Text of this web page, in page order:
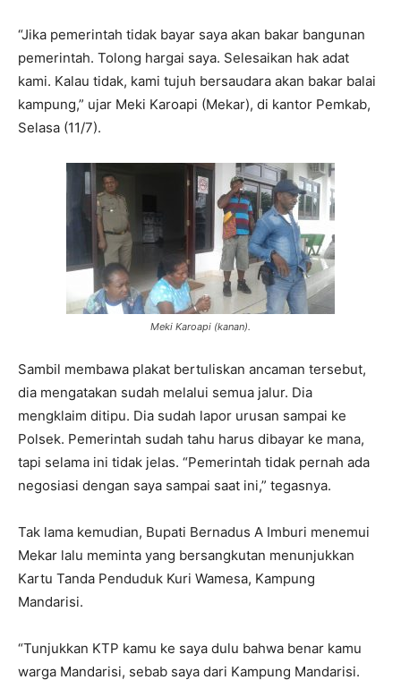
“Jika pemerintah tidak bayar saya akan bakar bangunan
pemerintah. Tolong hargai saya. Selesaikan hak adat
kami. Kalau tidak, kami tujuh bersaudara akan bakar balai
kampung,” ujar Meki Karoapi (Mekar), di kantor Pemkab,
Selasa (11/7).
Meki Karoapi (kanan).
Sambil membawa plakat bertuliskan ancaman tersebut,
dia mengatakan sudah melalui semua jalur. Dia
mengklaim ditipu. Dia sudah lapor urusan sampai ke
Polsek. Pemerintah sudah tahu harus dibayar ke mana,
tapi selama ini tidak jelas. “Pemerintah tidak pernah ada
negosiasi dengan saya sampai saat ini,” tegasnya.
Tak lama kemudian, Bupati Bernadus A Imburi menemui
Mekar lalu meminta yang bersangkutan menunjukkan
Kartu Tanda Penduduk Kuri Wamesa, Kampung
Mandarisi.
“Tunjukkan KTP kamu ke saya dulu bahwa benar kamu
warga Mandarisi, sebab saya dari Kampung Mandarisi.